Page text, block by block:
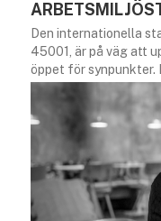
Den internationella
45001, är på väg att
öppet för synpunkter.